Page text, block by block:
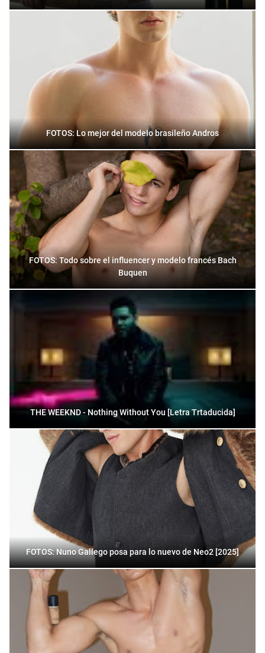
FOTOS: Lo mejor del modelo brasileño Andros
FOTOS: Todo sobre el influencer y modelo francés Bach
Buquen
THE WEEKND - Nothing Without You [Letra Trtaducida]
FOTOS: Nuno Gallego posa para lo nuevo de Neo2 [2025]